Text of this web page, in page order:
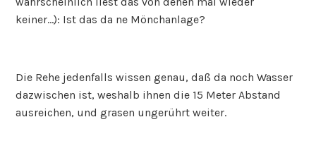
keiner…): Ist das da ne Mönchanlage?
Die Rehe jedenfalls wissen genau, daß da noch Wasser
dazwischen ist, weshalb ihnen die 15 Meter Abstand
ausreichen, und grasen ungerührt weiter.